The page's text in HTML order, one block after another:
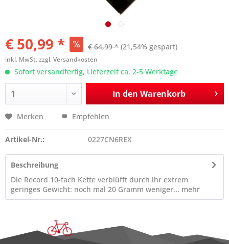
€ 50,99 * € 64,99 * (21,54% gespart)
inkl. MwSt.zzgl. Versandkosten
Sofort versandfertig, Lieferzeit ca. 2-5 Werktage
In den Warenkorb
Merken Empfehlen
Artikel-Nr.: 0227CN6REX
Beschreibung
Die Record 10-fach Kette verblüfft durch ihr extrem
geringes Gewicht: noch mal 20 Gramm weniger... mehr